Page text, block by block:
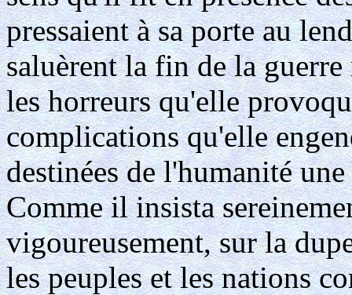
pressaient à sa porte au
saluèrent la fin de la
les horreurs qu'elle
complications qu'elle
destinées de l'humanité
Comme il insista
vigoureusement, sur la
les peuples et les nations